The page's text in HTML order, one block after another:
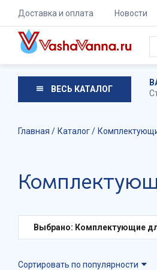
Доставка и оплата Новости
ВЕСЬ КАТАЛОГ
Главная Каталог
Выбрано: Комплектующие
Сортировать по популярности